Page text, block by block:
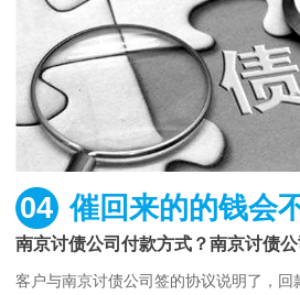
04 催回来的的钱会
南京讨债公司付款方式？南京讨债
客户与南京讨债公司签的协议说明了，回